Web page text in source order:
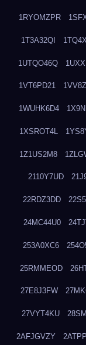
1RYOMZPR
1T3A32QI
1UTQO46Q
1VT6PD21
1WUHK6D4
1XSROT4L
1Z1US2M8
2110Y7UD
22RDZ3DD
24MC44U0
253A0XC6
25RMMEOD
27E8J3FW
27VYT4KU
2AFJGVZY